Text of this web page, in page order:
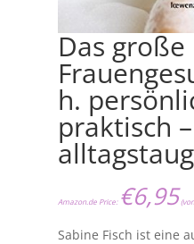
Das große
h.
praktisch –
Amazon.de Price: €6,95
Sabine Fisch ist eine